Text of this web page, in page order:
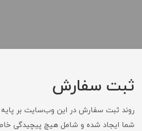
ثبت سفارش
روند ثبت سفارش در این وب‌سایت بر پایه
شما ایجاد شده و شامل هیچ پیچیدگی